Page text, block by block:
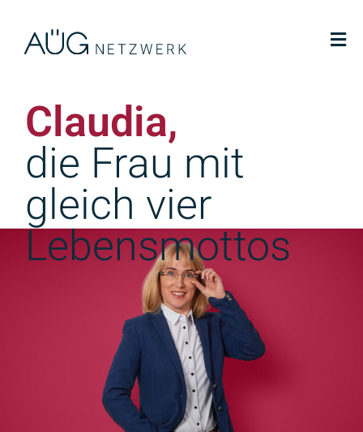
Claudia,
die Frau mit
gleich vier
Lebensmottos